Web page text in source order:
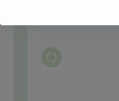
Auswahl